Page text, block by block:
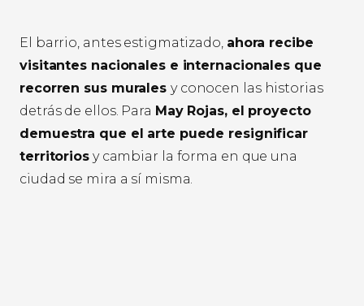
El barrio, antes estigmatizado, ahora recibe
visitantes nacionales e internacionales que
recorren sus murales y conocen las historias
detrás de ellos. Para May Rojas, el proyecto
demuestra que el arte puede resignificar
territoriosy cambiar la forma en que una
ciudad se mira a sí misma.